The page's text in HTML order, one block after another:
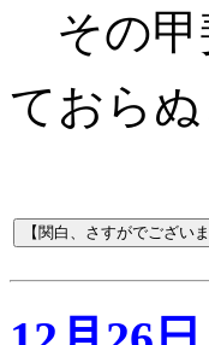
その甲
ておら